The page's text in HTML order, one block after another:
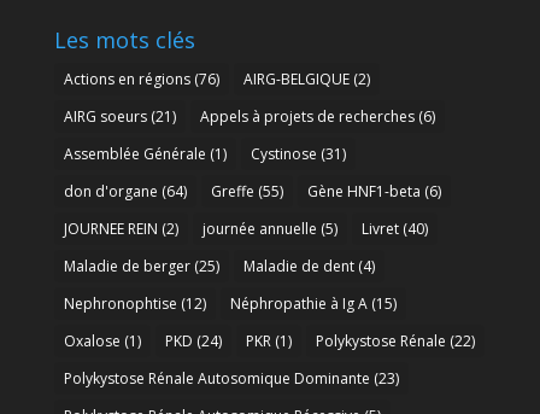
Les mots clés
Actions en régions(76) AIRG-BELGIQUE(2)
AIRG soeurs(21) Appels à projets de recherches(6)
Assemblée Générale (1) Cystinose (31)
don d'organe (64) Greffe (55) Gène HNF1-beta (6)
JOURNEE REIN (2) journée annuelle (5) Livret(40)
Maladie de berger(25) Maladie de dent(4)
Nephronophtise (12) Néphropathie à Ig A(15)
Oxalose (1) PKD (24) PKR(1) Polykystose Rénale (22)
Polykystose Rénale Autosomique Dominante (23)